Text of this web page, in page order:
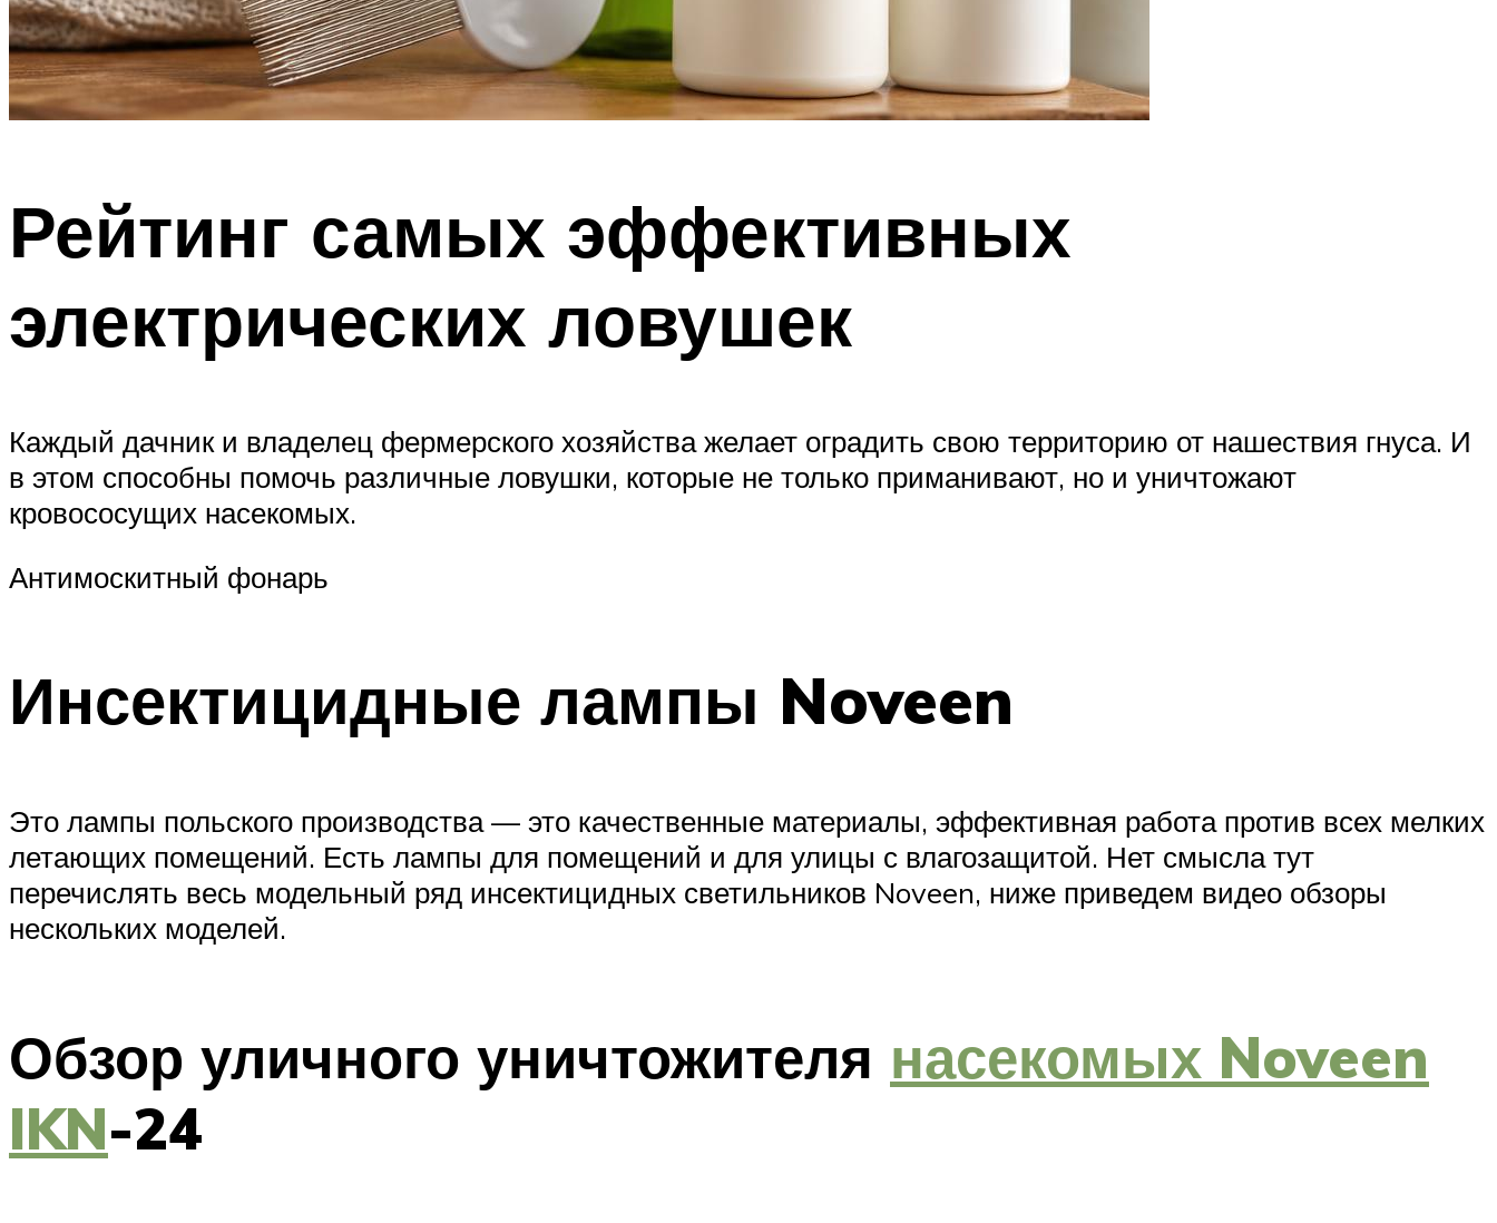
Рейтинг самых эффективных
электрических ловушек
Каждый дачник и владелец фермерского хозяйства желает оградить свою территорию от нашествия гнуса. И
в этом способны помочь различные ловушки, которые не только приманивают, но и уничтожают
кровососущих насекомых.
Антимоскитный фонарь
Инсектицидные лампы Noveen
Это лампы польского производства — это качественные материалы, эффективная работа против всех мелких
летающих помещений. Есть лампы для помещений и для улицы с влагозащитой. Нет смысла тут
перечислять весь модельный ряд инсектицидных светильников Noveen, ниже приведем видео обзоры
нескольких моделей.
Обзор уличного уничтожителя насекомых Noveen
IKN-24